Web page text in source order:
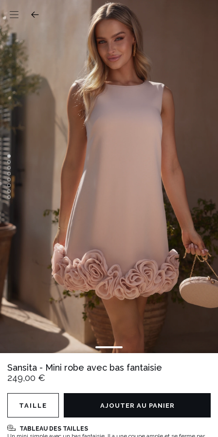
Sansita - Mini robe avec bas fantaisie
249,00 €
TABLEAU DES TAILLES
TAILLE AJOUTER AU PANIER